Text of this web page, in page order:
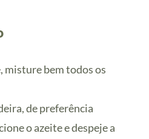
misture bem todos os
de preferência
o azeite e despeje a